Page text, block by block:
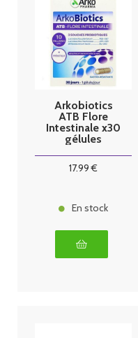
Arkobiotics
ATB Flore
Intestinale x30
gélules
17.99 €
En stock